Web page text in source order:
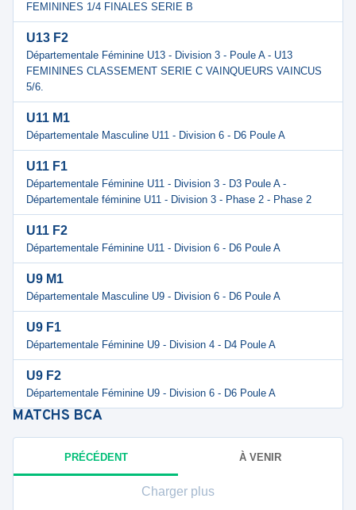
FEMININES 1/4 FINALES SERIE B
U13 F2
Départementale Féminine U13 - Division 3 - Poule A - U13
FEMININES CLASSEMENT SERIE C VAINQUEURS VAINCUS
5/6.
U11 M1
Départementale Masculine U11 - Division 6 - D6 Poule A
U11 F1
Départementale Féminine U11 - Division 3 - D3 Poule A -
Départementale féminine U11 - Division 3 - Phase 2 - Phase 2
U11 F2
Départementale Féminine U11 - Division 6 - D6 Poule A
U9 M1
Départementale Masculine U9 - Division 6 - D6 Poule A
U9 F1
Départementale Féminine U9 - Division 4 - D4 Poule A
U9 F2
Départementale Féminine U9 - Division 6 - D6 Poule A
MATCHS BCA
PRÉCÉDENT À VENIR
Charger plus